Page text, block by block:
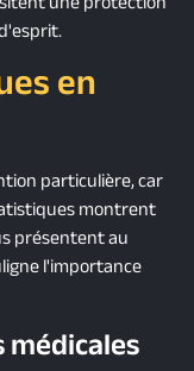
en
particulière, car
montrent
présentent au
l'importance
médicales